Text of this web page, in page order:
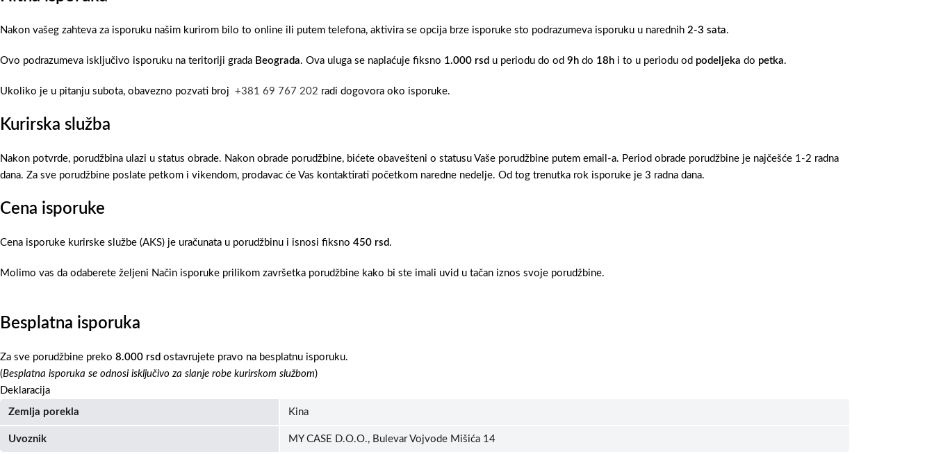
Nakon vašeg zahteva za isporuku našim kurirom bilo to online ili putem telefona, aktivira se opcija brze isporuke sto podrazumeva isporuku u narednih 2-3 sata.
Ovo podrazumeva isključivo isporuku na teritoriji grada Beograda. Ova uluga se naplaćuje fiksno 1.000 rsd u periodu do od 9h do 18h i to u periodu od podeljeka do petka.
Ukoliko je u pitanju subota, obavezno pozvati broj +381 69 767 202 radi dogovora oko isporuke.
Kurirska služba
Nakon potvrde, porudžbina ulazi u status obrade. Nakon obrade porudžbine, bićete obavešteni o statusu Vaše porudžbine putem email-a. Period obrade porudžbine je najčešće 1-2 radna
dana. Za sve porudžbine poslate petkom i vikendom, prodavac će Vas kontaktirati početkom naredne nedelje. Od tog trenutka rok isporuke je 3 radna dana.
Cena isporuke
Cena isporuke kurirske službe (AKS) je uračunata u porudžbinu i isnosi fiksno 450 rsd .
Molimo vas da odaberete željeni Način isporuke prilikom završetka porudžbine kako bi ste imali uvid u tačan iznos svoje porudžbine.
Besplatna isporuka
Za sve porudžbine preko 8.000 rsd ostavrujete pravo na besplatnu isporuku.
(Besplatna isporuka se odnosi isključivo za slanje robe kurirskom službom)
Deklaracija
Zemlja porekla Kina
Uvoznik MY CASE D.O.O., Bulevar Vojvode Mišića 14